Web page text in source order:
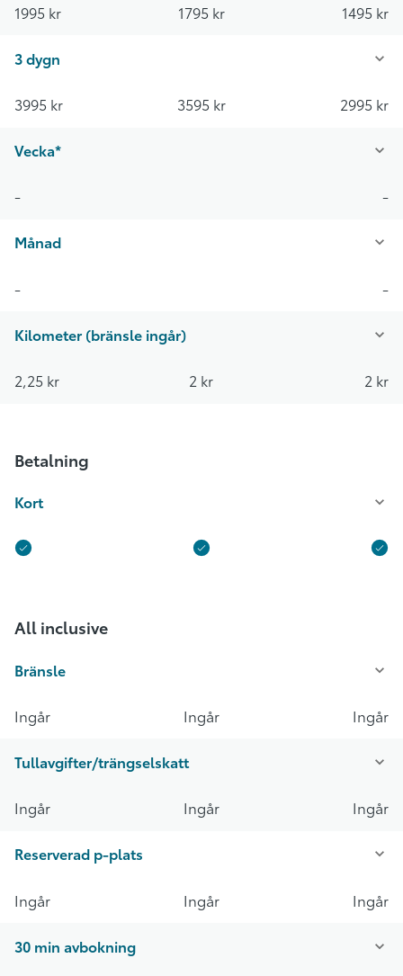
1995 kr 1795 kr 1495 kr
3 dygn
3995 kr 3595 kr 2995 kr
Vecka*
- -
Månad
- -
Kilometer (bränsle ingår)
2,25 kr 2 kr 2 kr
Betalning
Kort
All inclusive
Bränsle
Ingår Ingår Ingår
Tullavgifter/trängselskatt
Ingår Ingår Ingår
Reserverad p-plats
Ingår Ingår Ingår
30 min avbokning